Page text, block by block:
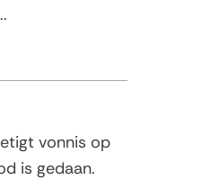
vonnis op
is gedaan.